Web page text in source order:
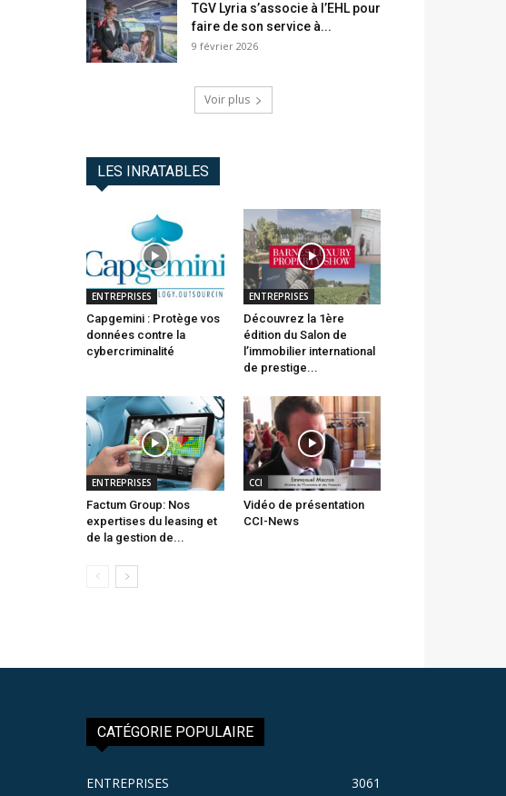
TGV Lyria s’associe à l’EHL pour
faire de son service à...
9 février 2026
Voir plus
LES INRATABLES
ENTREPRISES
Capgemini : Protège vos
données contre la
cybercriminalité
ENTREPRISES
Découvrez la 1ère
édition du Salon de
l’immobilier international
de prestige...
ENTREPRISES
Factum Group: Nos
expertises du leasing et
de la gestion de...
CCI
Vidéo de présentation
CCI-News
CATÉGORIE POPULAIRE
ENTREPRISES 3061